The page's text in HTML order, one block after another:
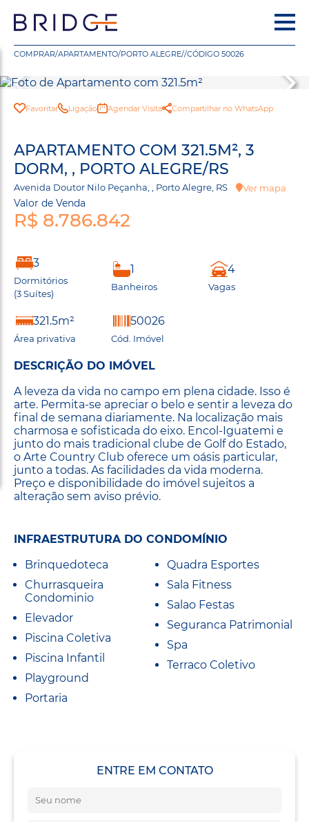
COMPRAR/APARTAMENTO/PORTO ALEGRE//CÓDIGO 50026
Favoritar Ligação Agendar Visita Compartilhar no WhatsApp
APARTAMENTO COM 321.5M², 3
DORM, , PORTO ALEGRE/RS
Avenida Doutor Nilo Peçanha, , Porto Alegre, RS Ver mapa
Valor de Venda
R$ 8.786.842
3
Dormitórios
(3 Suítes)
1
Banheiros
4
Vagas
321.5m²
Área privativa
50026
Cód. Imóvel
DESCRIÇÃO DO IMÓVEL
A leveza da vida no campo em plena cidade. Isso é
arte. Permita-se apreciar o belo e sentir a leveza do
final de semana diariamente. Na localização mais
charmosa e sofisticada do eixo. Encol-Iguatemi e
junto do mais tradicional clube de Golf do Estado,
o Arte Country Club oferece um oásis particular,
junto a todas. As facilidades da vida moderna.
Preço e disponibilidade do imóvel sujeitos a
alteração sem aviso prévio.
INFRAESTRUTURA DO CONDOMÍNIO
Brinquedoteca
Churrasqueira
Condominio
Elevador
Piscina Coletiva
Piscina Infantil
Playground
Portaria
Quadra Esportes
Sala Fitness
Salao Festas
Seguranca Patrimonial
Spa
Terraco Coletivo
ENTRE EM CONTATO